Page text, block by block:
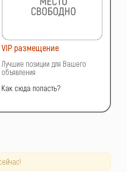
VIP размещение
Лучшие позиции для Вашего
объявления
Как сюда попасть?